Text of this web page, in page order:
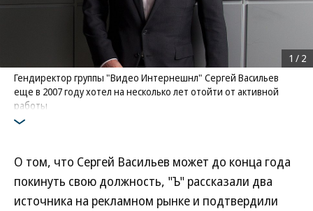
Гендиректор группы "Видео Интернешнл" Сергей Васильев
еще в 2007 году хотел на несколько лет отойти от активной
работы
Фото: Коммерсантъ / Артем Голощапов
1 / 2
О том, что Сергей Васильев может до конца года
покинуть свою должность, "Ъ" рассказали два
источника на рекламном рынке и подтвердили